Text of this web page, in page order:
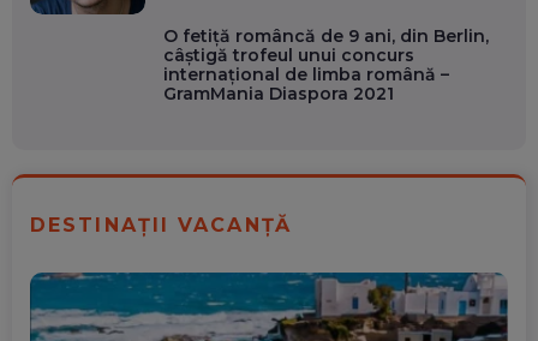
O fetiță româncă de 9 ani, din Berlin,
câștigă trofeul unui concurs
internațional de limba română –
GramMania Diaspora 2021
DESTINAȚII VACANȚĂ